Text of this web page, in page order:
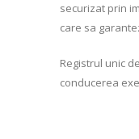
securizat prin
care sa
Registrul unic
conducerea